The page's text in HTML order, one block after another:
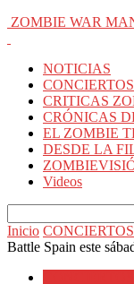
ZOMBIE WAR
NOTICIAS
CONCIERTOS
CRITICAS
CRÓNICAS
EL ZOMBIE
DESDE LA
Videos
Inicio CONCIERTOS
Battle Spain este